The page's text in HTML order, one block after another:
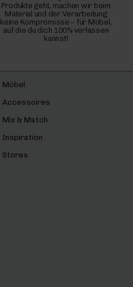
Produkte geht, machen wir beim
Material und der Verarbeitung
keine Kompromisse – für Möbel,
auf die du dich 100% verlassen
kannst!
Möbel
Accessoires
Mix & Match
Inspiration
Stores